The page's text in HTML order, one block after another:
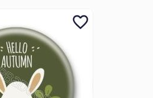
favorite_border